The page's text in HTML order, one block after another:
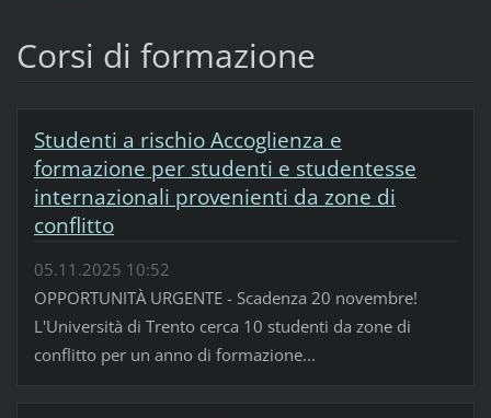
Corsi di formazione
Studenti a rischio Accoglienza e
formazione per studenti e studentesse
internazionali provenienti da zone di
conflitto
05.11.2025 10:52
OPPORTUNITÀ URGENTE - Scadenza 20 novembre!
L'Università di Trento cerca 10 studenti da zone di
conflitto per un anno di formazione...